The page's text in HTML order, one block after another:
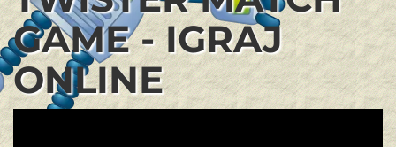
GAME - IGRAJ
ONLINE